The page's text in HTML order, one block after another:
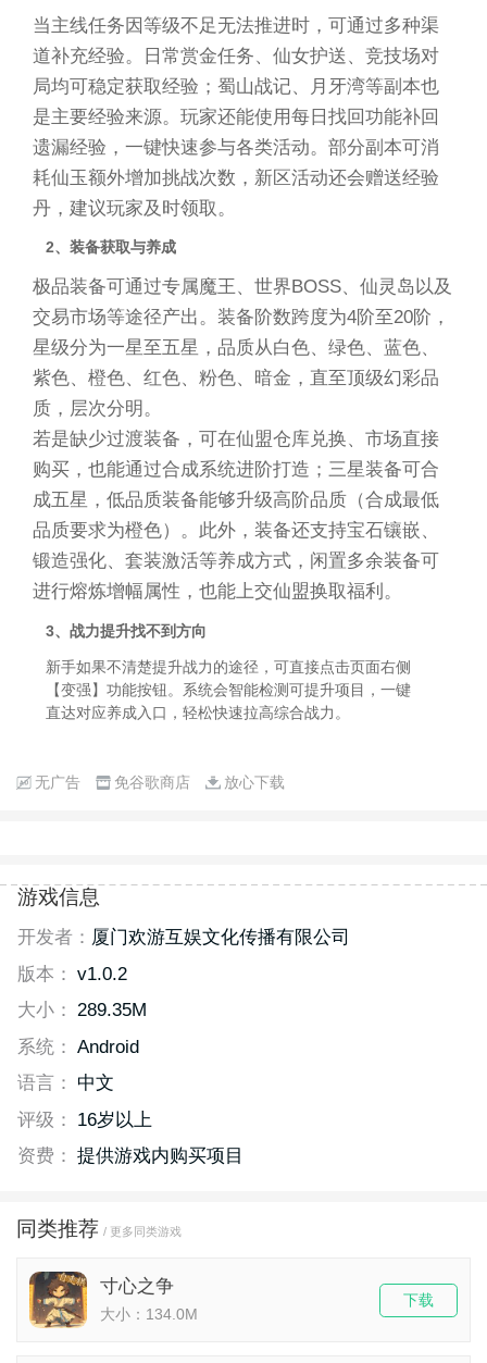
当主线任务因等级不足无法推进时，可通过多种渠
道补充经验。日常赏金任务、仙女护送、竞技场对
局均可稳定获取经验；蜀山战记、月牙湾等副本也
是主要经验来源。玩家还能使用每日找回功能补回
遗漏经验，一键快速参与各类活动。部分副本可消
耗仙玉额外增加挑战次数，新区活动还会赠送经验
丹，建议玩家及时领取。
2、装备获取与养成
极品装备可通过专属魔王、世界BOSS、仙灵岛以及
交易市场等途径产出。装备阶数跨度为4阶至20阶，
星级分为一星至五星，品质从白色、绿色、蓝色、
紫色、橙色、红色、粉色、暗金，直至顶级幻彩品
质，层次分明。
若是缺少过渡装备，可在仙盟仓库兑换、市场直接
购买，也能通过合成系统进阶打造；三星装备可合
成五星，低品质装备能够升级高阶品质（合成最低
品质要求为橙色）。此外，装备还支持宝石镶嵌、
锻造强化、套装激活等养成方式，闲置多余装备可
进行熔炼增幅属性，也能上交仙盟换取福利。
3、战力提升找不到方向
新手如果不清楚提升战力的途径，可直接点击页面右侧
【变强】功能按钮。系统会智能检测可提升项目，一键
直达对应养成入口，轻松快速拉高综合战力。
无广告 免谷歌商店 放心下载
游戏信息
开发者： 厦门欢游互娱文化传播有限公司
版本： v1.0.2
大小： 289.35M
系统： Android
语言：
中文
评级：
16岁以上
资费： 提供游戏内购买项目
同类推荐 / 更多同类游戏
寸心之争
大小：134.0M
下载